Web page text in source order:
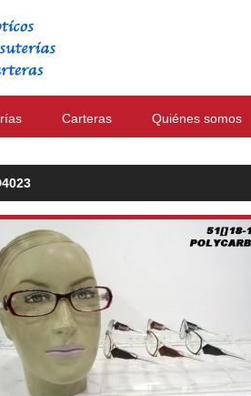
Carteras Quiénes somos